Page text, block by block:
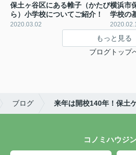
保土ヶ谷区にある帷子（かたび
ら）小学校についてご紹介！
2020.03.02
横浜市
学校の
もっと見る
ブログトップ
ブログ 来年は開校140年！保土
コノミハウジ